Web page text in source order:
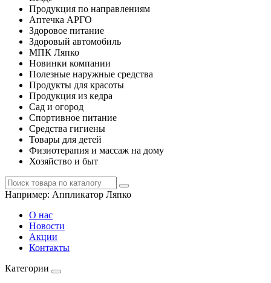
Продукция по направлениям
Аптечка АРГО
Здоровое питание
Здоровый автомобиль
МПК Ляпко
Новинки компании
Полезные наружные средства
Продукты для красоты
Продукция из кедра
Сад и огород
Спортивное питание
Средства гигиены
Товары для детей
Физиотерапия и массаж на дому
Хозяйство и быт
Например: Аппликатор Ляпко
О нас
Новости
Акции
Контакты
Категории